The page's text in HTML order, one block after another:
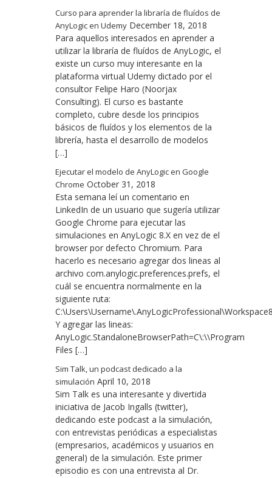
Curso para aprender la libraría de fluídos de
AnyLogic en Udemy December 18, 2018
Para aquellos interesados en aprender a
utilizar la libraría de fluídos de AnyLogic, el
existe un curso muy interesante en la
plataforma virtual Udemy dictado por el
consultor Felipe Haro (Noorjax
Consulting). El curso es bastante
completo, cubre desde los principios
básicos de fluídos y los elementos de la
librería, hasta el desarrollo de modelos
[…]
Ejecutar el modelo de AnyLogic en Google
Chrome October 31, 2018
Esta semana leí un comentario en
LinkedIn de un usuario que sugería utilizar
Google Chrome para ejecutar las
simulaciones en AnyLogic 8.X en vez de el
browser por defecto Chromium. Para
hacerlo es necesario agregar dos lineas al
archivo com.anylogic.preferences.prefs, el
cuál se encuentra normalmente en la
siguiente ruta:
Y agregar las lineas:
AnyLogic.StandaloneBrowserPath=C\:\\Program
Files […]
Sim Talk, un podcast dedicado a la
simulación April 10, 2018
Sim Talk es una interesante y divertida
iniciativa de Jacob Ingalls (twitter),
dedicando este podcast a la simulación,
con entrevistas periódicas a especialistas
(empresarios, académicos y usuarios en
general) de la simulación. Este primer
episodio es con una entrevista al Dr.